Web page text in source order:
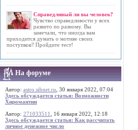
Справедливый ли вы человек?
Чувство справедливости у всех
развито по разному. Вы
замечали, что иногда вам
приходится думать о мотиве своих
поступков? Пройдите тест!
На форуме
Автор: astro.sibnet.ru , 30 января 2022, 07:04
Здесь обсуждается статья: Возможности
Хиромантии
Автор: 271033511
, 16 января 2022, 12:18
Здесь обсуждается статья: Как рассчитать
личное денежное число